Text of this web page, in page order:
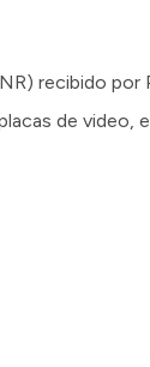
recibido por
de video,